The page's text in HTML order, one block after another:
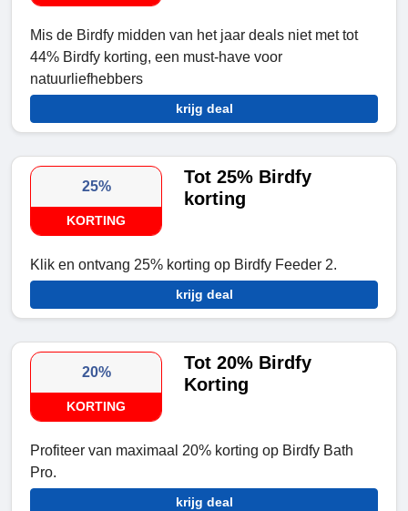
Mis de Birdfy midden van het jaar deals niet met tot
44% Birdfy korting, een must-have voor
natuurliefhebbers
krijg deal
25%
KORTING
Tot 25% Birdfy
korting
Klik en ontvang 25% korting op Birdfy Feeder 2.
krijg deal
20%
KORTING
Tot 20% Birdfy
Korting
Profiteer van maximaal 20% korting op Birdfy Bath
Pro.
krijg deal